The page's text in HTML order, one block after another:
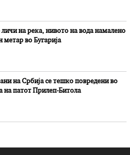
личи на река, нивото на вода намалено
метар во Бугарија
на Србија се тешко повредени во
на патот Прилеп-Битола